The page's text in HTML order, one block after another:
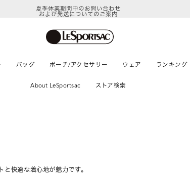
夏季休業期間中のお問い合わせ
および発送についてのご案内
バッグ ポーチ/アクセサリー ウェア ランキング
About LeSportsac ストア検索
快適な着心地が魅力です。